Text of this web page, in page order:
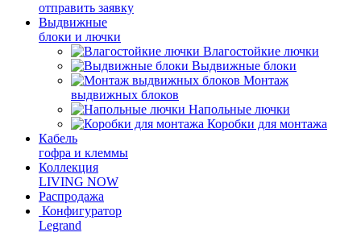
отправить заявку
Выдвижные
блоки и лючки
Влагостойкие лючки
Выдвижные блоки
Монтаж
выдвижных блоков
Напольные лючки
Коробки для монтажа
Кабель
гофра и клеммы
Коллекция
LIVING NOW
Распродажа
Конфигуратор
Legrand